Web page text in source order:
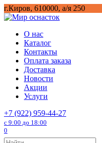
Перейти
к
г.Киров, 610000, а/я 250
О нас
Каталог
Контакты
Оплата заказа
Доставка
Новости
Акции
Услуги
+7 (922) 959-44-27
с 9:00 до 18:00
0